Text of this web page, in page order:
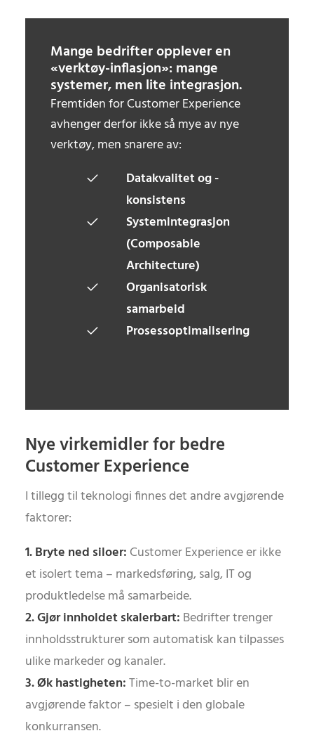
Mange bedrifter opplever en
«verktøy-inflasjon»: mange
systemer, men lite integrasjon.
Fremtiden for Customer Experience
avhenger derfor ikke så mye av nye
verktøy, men snarere av:
Datakvalitet og -
konsistens
Systemintegrasjon
(Composable
Architecture)
Organisatorisk
samarbeid
Prosessoptimalisering
Nye virkemidler for bedre
Customer Experience
I tillegg til teknologi finnes det andre avgjørende
faktorer:
1. Bryte ned siloer: Customer Experience er ikke
et isolert tema – markedsføring, salg, IT og
produktledelse må samarbeide.
2. Gjør innholdet skalerbart: Bedrifter trenger
innholdsstrukturer som automatisk kan tilpasses
ulike markeder og kanaler.
3. Øk hastigheten:Time-to-market blir en
avgjørende faktor – spesielt i den globale
konkurransen.